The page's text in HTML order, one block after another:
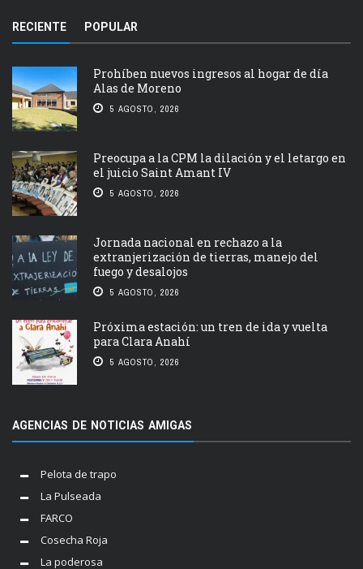
RECIENTE POPULAR
Prohíben nuevos ingresos al hogar de día
Alas de Moreno
5 AGOSTO, 2026
Preocupa a la CPM la dilación y el letargo en
el juicio Saint Amant IV
5 AGOSTO, 2026
Jornada nacional en rechazo a la
extranjerización de tierras, manejo del
fuego y desalojos
5 AGOSTO, 2026
Próxima estación: un tren de ida y vuelta
para Clara Anahí
5 AGOSTO, 2026
AGENCIAS DE NOTICIAS AMIGAS
Pelota de trapo
La Pulseada
FARCO
Cosecha Roja
La poderosa